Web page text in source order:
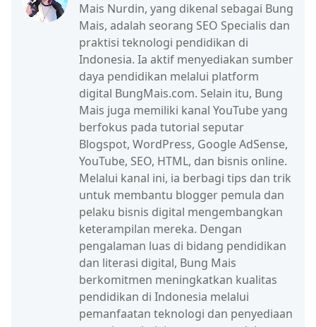
Mais Nurdin, yang dikenal sebagai Bung
Mais, adalah seorang SEO Specialis dan
praktisi teknologi pendidikan di
Indonesia. Ia aktif menyediakan sumber
daya pendidikan melalui platform
digital BungMais.com. Selain itu, Bung
Mais juga memiliki kanal YouTube yang
berfokus pada tutorial seputar
Blogspot, WordPress, Google AdSense,
YouTube, SEO, HTML, dan bisnis online.
Melalui kanal ini, ia berbagi tips dan trik
untuk membantu blogger pemula dan
pelaku bisnis digital mengembangkan
keterampilan mereka. Dengan
pengalaman luas di bidang pendidikan
dan literasi digital, Bung Mais
berkomitmen meningkatkan kualitas
pendidikan di Indonesia melalui
pemanfaatan teknologi dan penyediaan